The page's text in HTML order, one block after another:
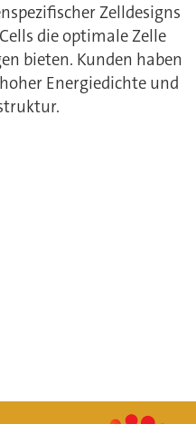
Zelldesigns
die optimale Zelle
bieten. Kunden haben
Energiedichte und